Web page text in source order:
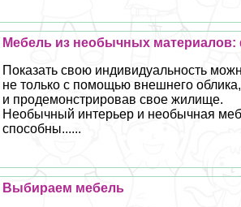
Мебель из необычных материалов:
Показать свою индивидуальность
не только с помощью внешнего
и продемонстрировав свое жилище.
Необычный интерьер и необычная
способны......
Выбираем мебель